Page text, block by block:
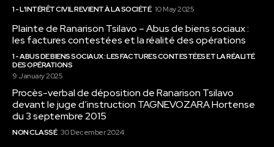
1 - L'INTÉRÊT CIVIL REVIENT À LA SOCIÉTÉ 10 May 2025
Plainte de Ranarison Tsilavo – Abus de biens sociaux :
les factures contestées et la réalité des opérations
1 - ABUS DE BIENS SOCIAUX : LES FACTURES CONTESTÉES ET LA RÉALITÉ
DES OPÉRATIONS
9 January 2025
Procès-verbal de déposition de Ranarison Tsilavo
devant le juge d’instruction TAGNEVOZARA Hortense
du 3 septembre 2015
NON CLASSÉ 30 December 2024